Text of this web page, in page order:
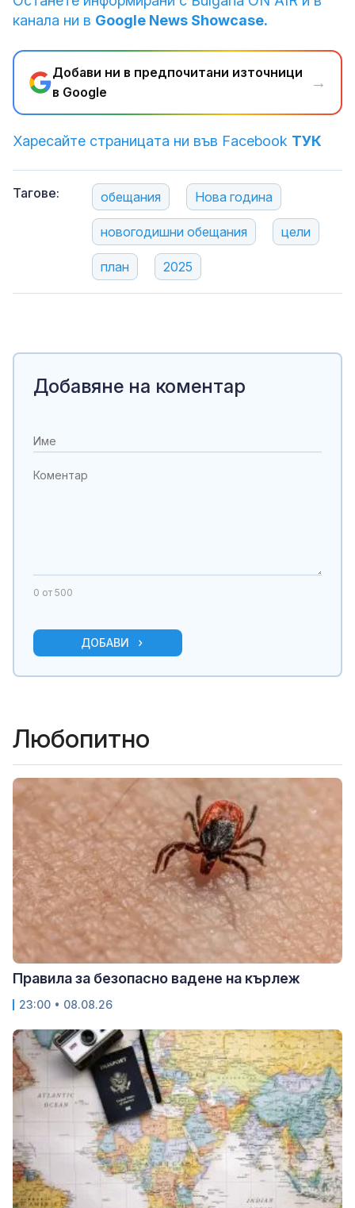
канала ни в Google News Showcase.
Добави ни в предпочитани източници
в Google
→
Харесайте страницата ни във Facebook ТУК
Тагове: обещания Нова година
новогодишни обещания цели
план 2025
Добавяне на коментар
0 от 500
ДОБАВИ
Любопитно
Правила за безопасно вадене на кърлеж
23:00 • 08.08.26